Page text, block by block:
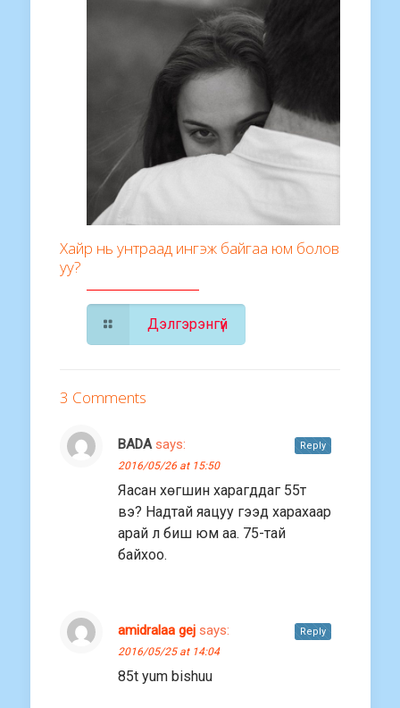
Хайр нь унтраад ингэж байгаа юм болов
уу?
Дэлгэрэнгүй
3 Comments
BADA says:
2016/05/26 at 15:50
Яасан хөгшин харагддаг 55т
вэ? Надтай яацуу гээд харахаар
арай л биш юм аа. 75-тай
байхоо.
Reply
amidralaa gej says:
2016/05/25 at 14:04
85t yum bishuu
Reply